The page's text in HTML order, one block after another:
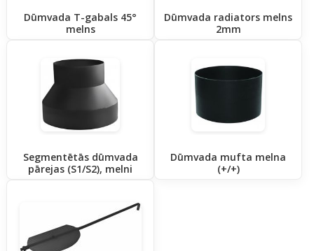
Dūmvada T-gabals 45°
melns
Dūmvada radiators melns
2mm
Segmentētās dūmvada
pārejas (S1/S2), melni
Dūmvada mufta melna
(+/+)